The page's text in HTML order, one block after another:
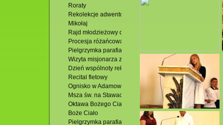
Roraty
Rekolekcje adwentowe
Mikołaj
Rajd młodzieżowy do Zwierzyńca
Procesja różańcowa w Jacni
Pielgrzymka parafialna
Wizyta misjonarza z Sudanu
Dzień wspólnoty rekolekcji oazowych
Recital fletowy
Ognisko w Adamowie
Msza św. na Stawach
Oktawa Bożego Ciała
Boże Ciało
Pielgrzymka parafialna